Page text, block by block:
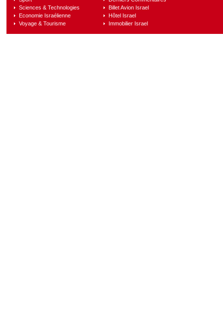
Sciences & Technologies
Economie Israélienne
Voyage & Tourisme
Billet Avion Israel
Hôtel Israel
Immobilier Israel